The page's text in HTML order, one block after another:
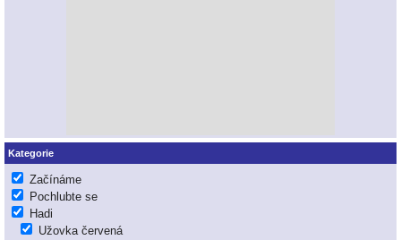
Kategorie
Začínáme
Pochlubte se
Hadi
Užovka červená